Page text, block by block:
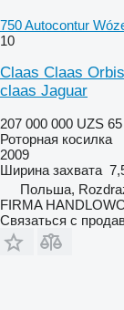
750 Autocontur
10
Claas Claas
claas Jaguar
207 000 000 UZS
Роторная косилка
2009
Ширина захвата
Польша,
FIRMA
Связаться с